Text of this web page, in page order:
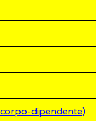
dipendente)